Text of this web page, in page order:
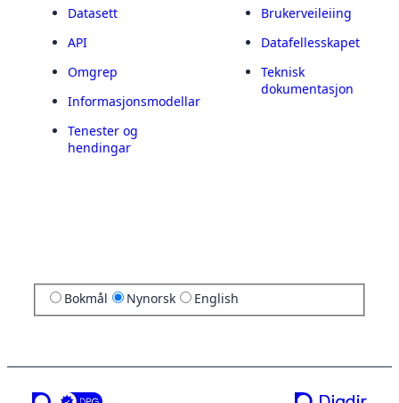
Datasett
API
Omgrep
Informasjonsmodellar
Tenester og
hendingar
Brukerveileiing
Datafellesskapet
Teknisk
dokumentasjon
Bokmål Nynorsk English